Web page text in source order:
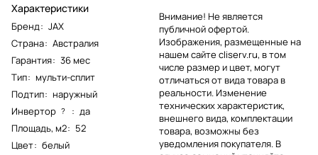
Характеристики
Бренд: JAX
Страна: Австралия
Гарантия: 36 мес
Тип: мульти-сплит
Подтип: наружный
Инвертор ? : да
Площадь, м2: 52
Цвет: белый
Внимание! Не является
публичной офертой.
Изображения, размещенные на
нашем сайте cliserv.ru, в том
числе размер и цвет, могут
отличаться от вида товара в
реальности. Изменение
технических характеристик,
внешнего вида, комплектации
товара, возможны без
уведомления покупателя. В